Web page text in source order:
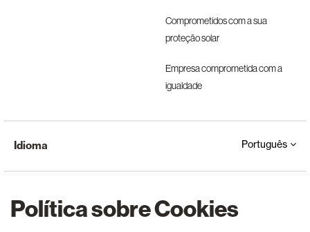
Política sobre Cookies
Comprometidos com a sua
proteção solar
Empresa comprometida com a
igualdade
Idioma Português